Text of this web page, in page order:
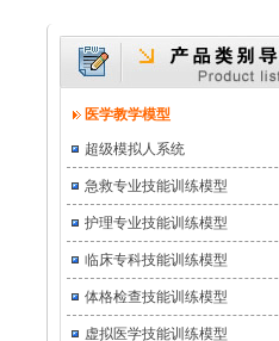
医学教学模型
超级模拟人系统
急救专业技能训练模型
护理专业技能训练模型
临床专科技能训练模型
体格检查技能训练模型
虚拟医学技能训练模型